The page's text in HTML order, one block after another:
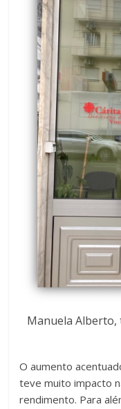
Manuela Alberto,
O aumento
teve muito impacto
rendimento. Para